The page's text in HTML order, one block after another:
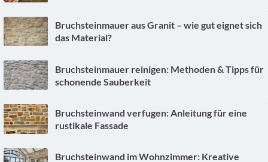
Bruchsteinmauer aus Granit – wie gut eignet sich
das Material?
Bruchsteinmauer reinigen: Methoden & Tipps für
schonende Sauberkeit
Bruchsteinwand verfugen: Anleitung für eine
rustikale Fassade
Bruchsteinwand im Wohnzimmer: Kreative